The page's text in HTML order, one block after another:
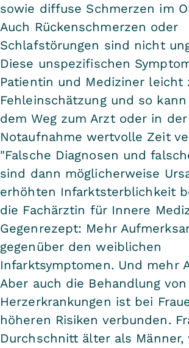
sowie diffuse Schmerzen im
Auch Rückenschmerzen oder
Schlafstörungen sind nicht
Diese unspezifischen
Patientin und Mediziner leicht
Fehleinschätzung und so
dem Weg zum Arzt oder in der
Notaufnahme wertvolle Zeit
"Falsche Diagnosen und
sind dann möglicherweise
erhöhten Infarktsterblichkeit
die Fachärztin für Innere
Gegenrezept: Mehr
gegenüber den weiblichen
Infarktsymptomen. Und mehr
Aber auch die Behandlung von
Herzerkrankungen ist bei
höheren Risiken verbunden.
Durchschnitt älter als Männer,